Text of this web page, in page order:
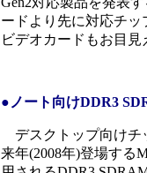
ードより先に対応チ
ビデオカードもお目見
●ノート向けDDR3
デスクトップ向けチ
来年(2008年)登場する